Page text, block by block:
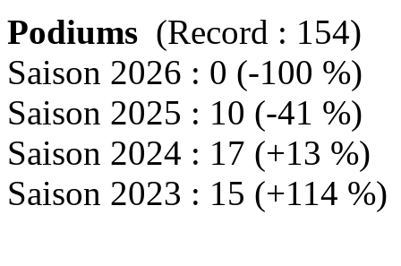
Podiums (Record : 154)
Saison 2026 : 0 (-100 %)
Saison 2025 : 10 (-41 %)
Saison 2024 : 17 (+13 %)
Saison 2023 : 15 (+114 %)